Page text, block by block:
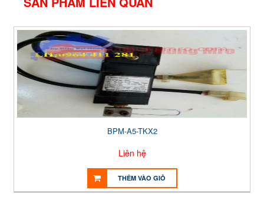
BPM-A5-TKX2
Liên hệ
THÊM VÀO GIỎ